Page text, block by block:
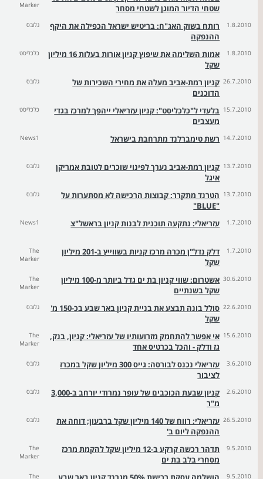
שטחי הדיור המוגן לשטחי מסחר
Marker
1.8.2010
רותח בשוק האג"ח: בריטיש ישראל הכפילה את היקף
ההנפקה
גלובס
1.8.2010
אמות השלימה את שיפוץ קניון אורות בעלות 16 מיליון
שקל
כלכליסט
26.7.2010 קניון רמת-אביב מעלה את מחירי השכירות של
הדוכנים
גלובס
15.7.2010 בלעדי ל"כלכליסט": קניון עזריאלי ייהפך למרכז בגדי
מעצבים
כלכליסט
14.7.2010 רשת טימברלנד מתרחבת בישראל News1
13.7.2010 קניון רמת-אביב נערך לפינוי שוכרים לטובת אמריקן
איגל
גלובס
13.7.2010 הטרנד מתקרר: קבוצות הרכישה לא מסתערות על
"BLUE"
גלובס
1.7.2010 עזריאלי: נתקעה תוכנית לבנות קניון בראשל"צ News1
1.7.2010
דלק נדל"ן מכרה מרכז קניות בשווייץ ב-201 מיליון
שקל
The
Marker
30.6.2010
אשטרום: שווי קניון בת ים גדל ביותר מ-100 מיליון
שקל בשנתיים
The
Marker
22.6.2010
סולל בונה תבצע את בניית קניון באר שבע בכ-150 מ'
שקל
גלובס
15.6.2010 אי אפשר להתחמק מזרועותיו של עזריאלי: קניון, בנק,
גז ודלק - והכל בכרטיס אחד
The
Marker
3.6.2010
עזריאלי נכנס לבורסה: גייס 300 מיליון שקל במכרז
לציבור
גלובס
2.6.2010
קניון שבעת הכוכבים של עופר נמרודי יורחב ב-3,000
מ"ר
גלובס
26.5.2010
עזריאלי: רווח של 140 מיליון שקל ברבעון; דוחה את
ההנפקה ליום ב'
גלובס
9.5.2010
תדהר רכשה קרקע ב-12 מיליון שקל להקמת מרכז
מסחרי בלב בת ים
The
Marker
9.5.2010
The